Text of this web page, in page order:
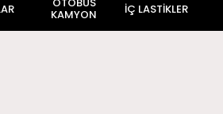
KAMYON İÇ LASTİKLER